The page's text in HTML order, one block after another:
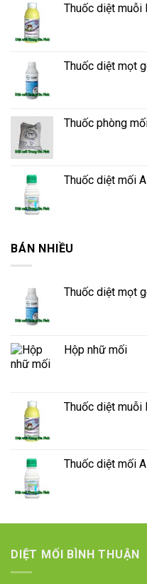
Thuốc diệt muỗi
Thuốc diệt mọt
Thuốc phòng
Thuốc diệt mối
BÁN NHIỀU
Thuốc diệt mọt
Hộp nhữ mối
Thuốc diệt muỗi
Thuốc diệt mối
DIỆT MỐI BÌNH THUẬN